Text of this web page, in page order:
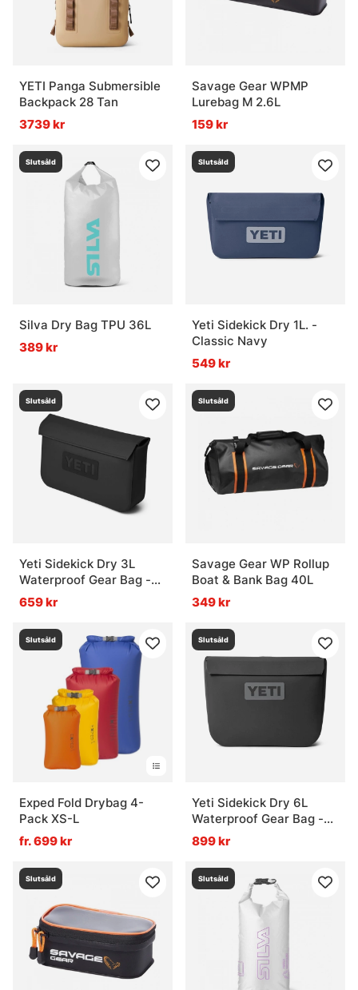
YETI Panga Submersible
Backpack 28 Tan
3739 kr
Savage Gear WPMP
Lurebag M 2.6L
159 kr
Slutsåld
Silva Dry Bag TPU 36L
389 kr
Slutsåld
Yeti Sidekick Dry 1L. -
Classic Navy
549 kr
Slutsåld
Yeti Sidekick Dry 3L
Waterproof Gear Bag -
Black
659 kr
Slutsåld
Savage Gear WP Rollup
Boat & Bank Bag 40L
349 kr
Slutsåld
Exped Fold Drybag 4-
Pack XS-L
fr. 699 kr
Slutsåld
Yeti Sidekick Dry 6L
Waterproof Gear Bag -
Charcoal
899 kr
Slutsåld Slutsåld